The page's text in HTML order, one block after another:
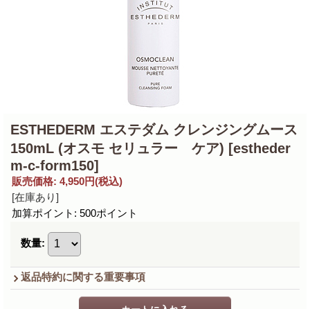
ESTHEDERM エステダム クレンジングムース
150mL (オスモ セリュラー ケア) [estheder
m-c-form150]
販売価格: 4,950円(税込)
[在庫あり]
加算ポイント: 500ポイント
数量:
返品特約に関する重要事項